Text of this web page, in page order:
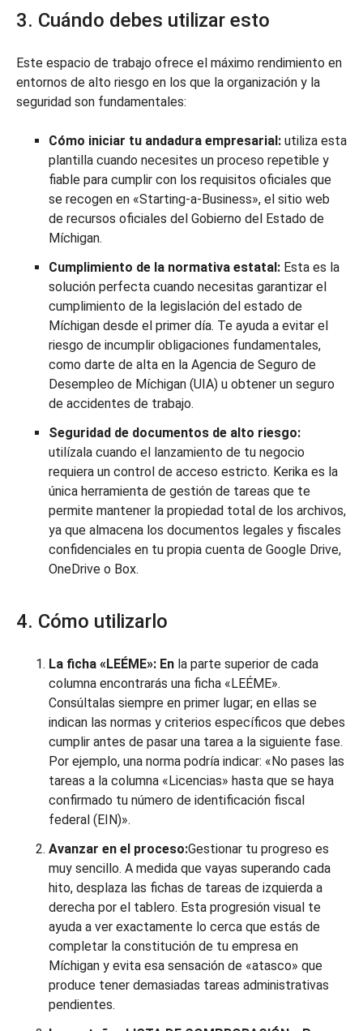
3. Cuándo debes utilizar esto
Este espacio de trabajo ofrece el máximo rendimiento en
entornos de alto riesgo en los que la organización y la
seguridad son fundamentales:
Cómo iniciar tu andadura empresarial: utiliza esta
plantilla cuando necesites un proceso repetible y
fiable para cumplir con los requisitos oficiales que
se recogen en «Starting-a-Business», el sitio web
de recursos oficiales del Gobierno del Estado de
Míchigan.
Cumplimiento de la normativa estatal: Esta es la
solución perfecta cuando necesitas garantizar el
cumplimiento de la legislación del estado de
Míchigan desde el primer día. Te ayuda a evitar el
riesgo de incumplir obligaciones fundamentales,
como darte de alta en la Agencia de Seguro de
Desempleo de Míchigan (UIA) u obtener un seguro
de accidentes de trabajo.
Seguridad de documentos de alto riesgo:
utilízala cuando el lanzamiento de tu negocio
requiera un control de acceso estricto. Kerika es la
única herramienta de gestión de tareas que te
permite mantener la propiedad total de los archivos,
ya que almacena los documentos legales y fiscales
confidenciales en tu propia cuenta de Google Drive,
OneDrive o Box.
4. Cómo utilizarlo
La ficha «LEÉME»: En la parte superior de cada
columna encontrarás una ficha «LEÉME».
Consúltalas siempre en primer lugar; en ellas se
indican las normas y criterios específicos que debes
cumplir antes de pasar una tarea a la siguiente fase.
Por ejemplo, una norma podría indicar: «No pases las
tareas a la columna «Licencias» hasta que se haya
confirmado tu número de identificación fiscal
federal (EIN)».
Avanzar en el proceso:Gestionar tu progreso es
muy sencillo. A medida que vayas superando cada
hito, desplaza las fichas de tareas de izquierda a
derecha por el tablero. Esta progresión visual te
ayuda a ver exactamente lo cerca que estás de
completar la constitución de tu empresa en
Míchigan y evita esa sensación de «atasco» que
produce tener demasiadas tareas administrativas
pendientes.